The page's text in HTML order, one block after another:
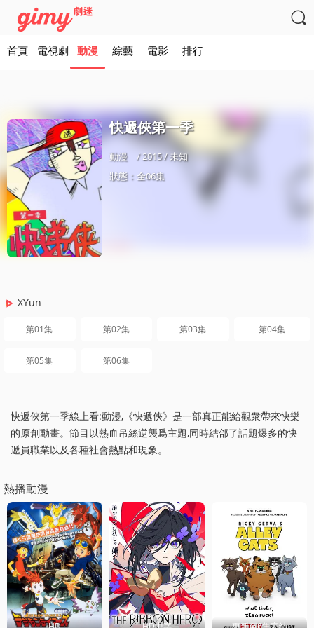

首頁 電視劇 動漫 綜藝 電影 排行
快遞俠第一季
動漫
/ 2015 / 未知
狀態：全06集
XYun
第01集 第02集 第03集 第04集
第05集 第06集
快遞俠第一季線上看:動漫,《快遞俠》是一部真正能給觀衆帶來快樂
的原創動畫。節目以熱血吊絲逆襲爲主題,同時結郃了話題爆多的快
遞員職業以及各種社會熱點和現象。
熱播動漫